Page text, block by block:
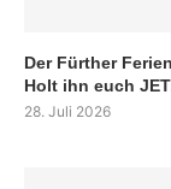
Der Fürther
Holt ihn euch
28. Juli 2026